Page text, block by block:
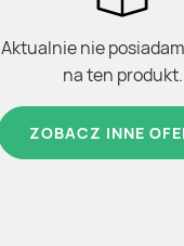
Aktualnie nie
na ten produkt.
ZOBACZ INNE